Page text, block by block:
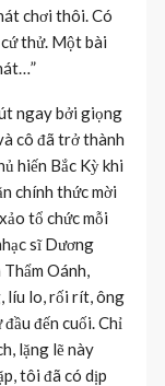
chơi thôi. Có
thử. Một bài
ngay bởi giọng
cô đã trở thành
hiến Bắc Kỳ khi
chính thức mời
tổ chức mỗi
sĩ Dương
Oánh,
líu lo, rối rít, ông
đến cuối. Chỉ
lặng lẽ này
tôi đã có dịp